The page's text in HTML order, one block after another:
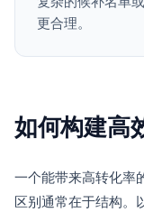
更合理。
如何构建高
一个能带来高转化率
区别通常在于结构。